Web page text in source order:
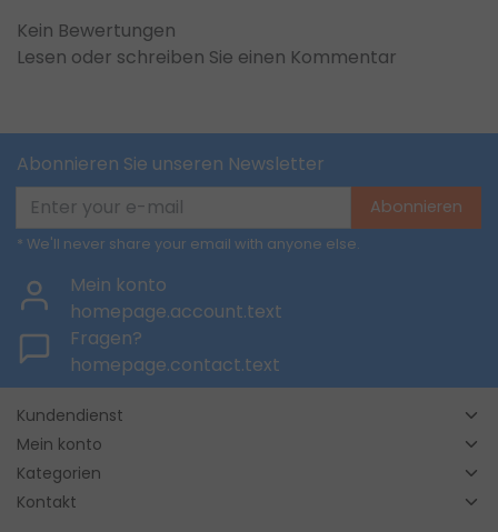
Kein Bewertungen
Lesen oder schreiben Sie einen Kommentar
Abonnieren Sie unseren Newsletter
Abonnieren
* We'll never share your email with anyone else.
Mein konto
homepage.account.text
Fragen?
homepage.contact.text
Kundendienst
Mein konto
Kategorien
Kontakt